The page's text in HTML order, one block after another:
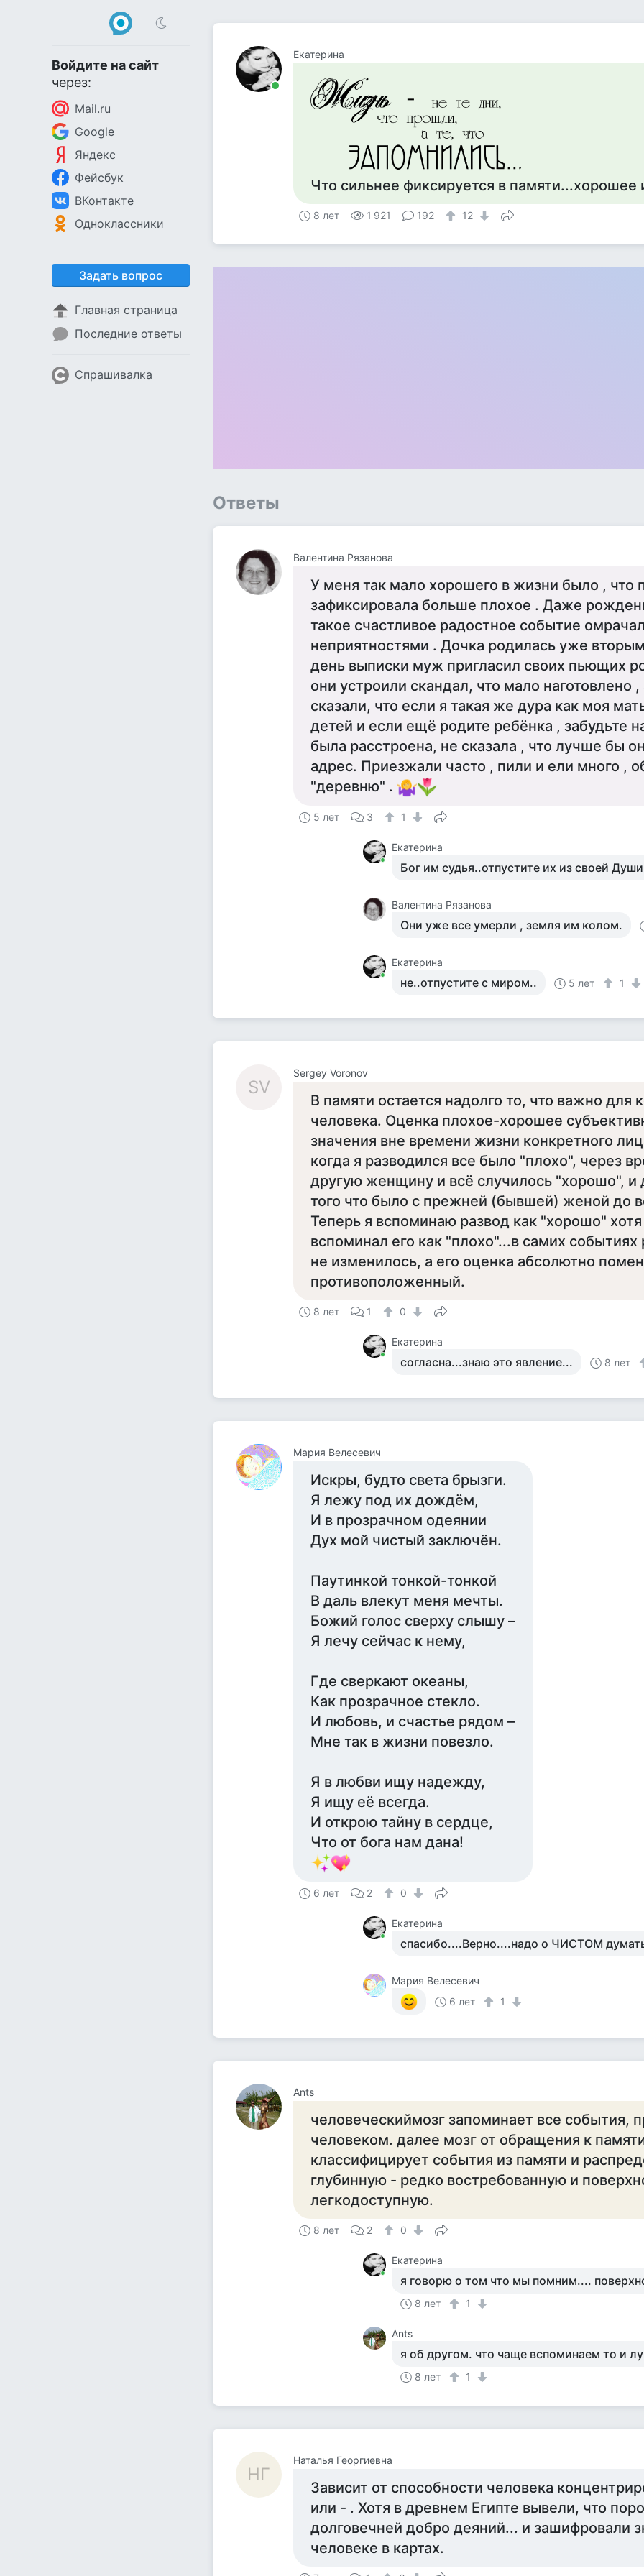
Войдите на сайт
через:
Mail.ru
Google
Яндекс
Фейсбук
ВКонтакте
Одноклассники
Задать вопрос
Главная страница
Последние ответы
Спрашивалка
Екатерина
Что сильнее фиксируется в памяти...хорошее
8 лет 1 921 192 12
Ответы
Валентина Рязанова
У меня так мало хорошего в жизни было , что
зафиксировала больше плохое . Даже
такое счастливое радостное событие
неприятностями . Дочка родилась уже
день выписки муж пригласил своих пьющих
они устроили скандал, что мало наготовлено
сказали, что если я такая же дура как моя
детей и если ещё родите ребёнка , забудьте
была расстроена, не сказала , что лучше бы
адрес. Приезжали часто , пили и ели много ,
"деревню" .
5 лет 3 1
Екатерина
Бог им судья..отпустите их из своей
Валентина Рязанова
Они уже все умерли , земля им колом.
Екатерина
не..отпустите с миром.. 5 лет 1
SV
Sergey Voronov
В памяти остается надолго то, что важно для
человека. Оценка плохое-хорошее
значения вне времени жизни конкретного
когда я разводился все было "плохо", через
другую женщину и всё случилось "хорошо",
того что было с прежней (бывшей) женой до
Теперь я вспоминаю развод как "хорошо"
вспоминал его как "плохо"...в самих событиях
не изменилось, а его оценка абсолютно
противоположенный.
8 лет 1 0
Екатерина
согласна...знаю это явление... 8 лет
Мария Велесевич
Искры, будто света брызги.
Я лежу под их дождём,
И в прозрачном одеянии
Дух мой чистый заключён.
Паутинкой тонкой-тонкой
В даль влекут меня мечты.
Божий голос сверху слышу –
Я лечу сейчас к нему,
Где сверкают океаны,
Как прозрачное стекло.
И любовь, и счастье рядом –
Мне так в жизни повезло.
Я в любви ищу надежду,
Я ищу её всегда.
И открою тайну в сердце,
Что от бога нам дана!
6 лет 2 0
Екатерина
спасибо....Верно....надо о ЧИСТОМ
Мария Велесевич
6 лет
1
Ants
человеческиймозг запоминает все события,
человеком. далее мозг от обращения к
классифицирует события из памяти и
глубинную - редко востребованную и
легкодоступную.
8 лет 2 0
Екатерина
я говорю о том что мы помним....
8 лет 1
Ants
я об другом. что чаще вспоминаем то и
8 лет 1
НГ
Наталья Георгиевна
Зависит от способности человека
или - . Хотя в древнем Египте вывели, что
долговечней добро деяний... и зашифровали
человеке в картах.